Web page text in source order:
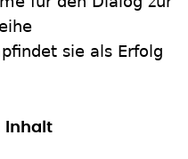
sie als Erfolg
Inhalt